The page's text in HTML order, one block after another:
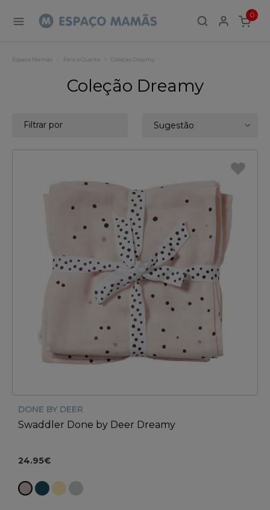
0
ITEMS
Espaço Mamãs Para o Quarto Coleção Dreamy
Coleção Dreamy
Sugestão
Filtrar por
DONE BY DEER
Swaddler Done by Deer Dreamy
24.95€